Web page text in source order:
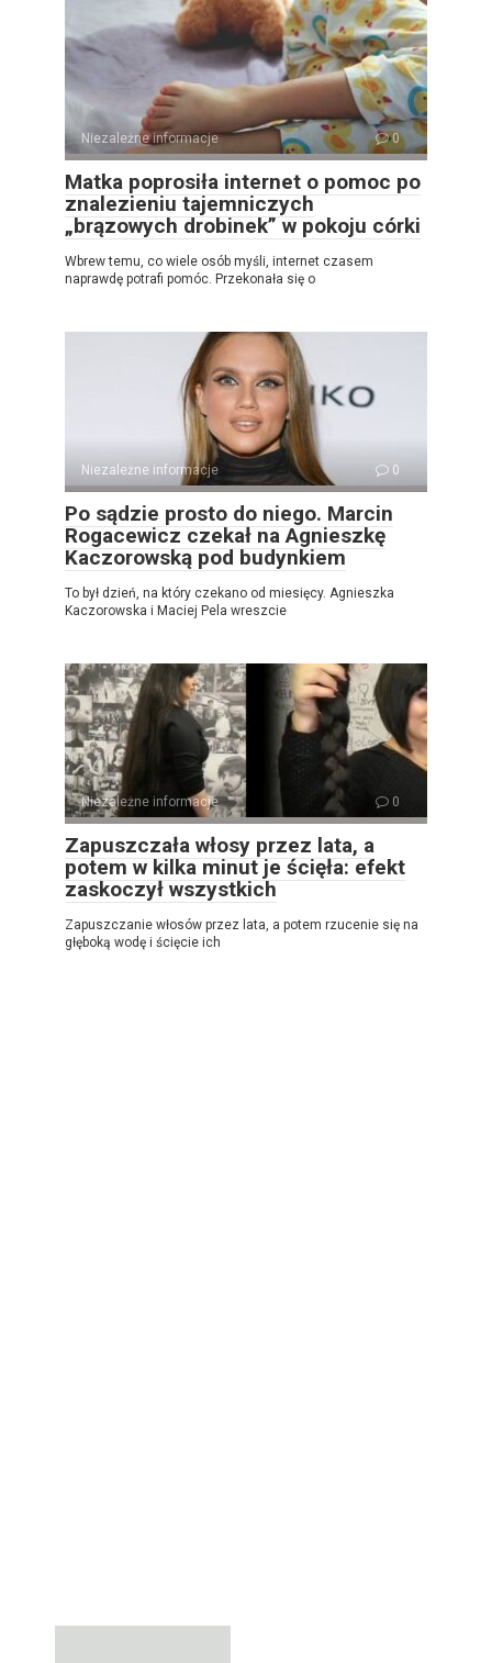
Niezależne informacje 0
Matka poprosiła internet o pomoc po
znalezieniu tajemniczych
„brązowych drobinek” w pokoju córki
Wbrew temu, co wiele osób myśli, internet czasem
naprawdę potrafi pomóc. Przekonała się o
Niezależne informacje 0
Po sądzie prosto do niego. Marcin
Rogacewicz czekał na Agnieszkę
Kaczorowską pod budynkiem
To był dzień, na który czekano od miesięcy. Agnieszka
Kaczorowska i Maciej Pela wreszcie
Niezależne informacje 0
Zapuszczała włosy przez lata, a
potem w kilka minut je ścięła: efekt
zaskoczył wszystkich
Zapuszczanie włosów przez lata, a potem rzucenie się na
głęboką wodę i ścięcie ich